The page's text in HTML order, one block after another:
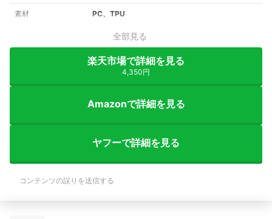
素材 PC、TPU
全部見る
楽天市場で詳細を見る
4,350円
Amazonで詳細を見る
ヤフーで詳細を見る
コンテンツの誤りを送信する